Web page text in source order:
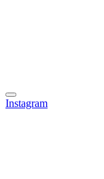
Instagram